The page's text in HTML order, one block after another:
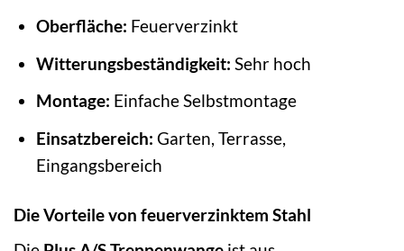
Oberfläche: Feuerverzinkt
Witterungsbeständigkeit: Sehr hoch
Montage: Einfache Selbstmontage
Einsatzbereich: Garten, Terrasse,
Eingangsbereich
Die Vorteile von feuerverzinktem Stahl